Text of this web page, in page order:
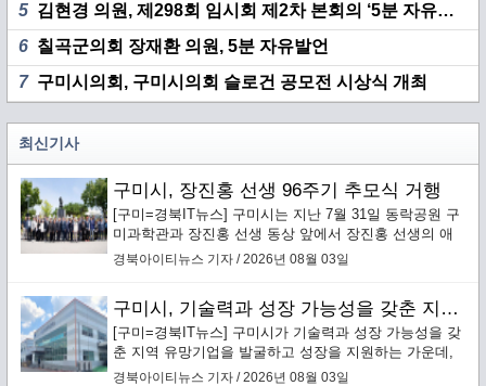
5 김현경 의원, 제298회 임시회 제2차 본회의 ‘5분 자유발언’
6 칠곡군의회 장재환 의원, 5분 자유발언
7구미시의회, 구미시의회 슬로건 공모전 시상식 개최
최신기사
구미시, 장진홍 선생 96주기 추모식 거행
[구미=경북IT뉴스] 구미시는 지난 7월 31일 동락공원 구
미과학관과 장진홍 선생 동상 앞에서 장진홍 선생의 애
국정신을 기리는 ‘순국의사 장진홍 선생 96주기 추모
경북아이티뉴스 기자 / 2026년 08월 03일
구미시, 기술력과 성장 가능성을 갖춘 지역 유망기업 발굴·성장 지원
[구미=경북IT뉴스] 구미시가 기술력과 성장 가능성을 갖
춘 지역 유망기업을 발굴하고 성장을 지원하는 가운데,
구미에 본사를 둔 배터리 안전소재 전문기업 ㈜보백씨엔
경북아이티뉴스 기자 / 2026년 08월 03일